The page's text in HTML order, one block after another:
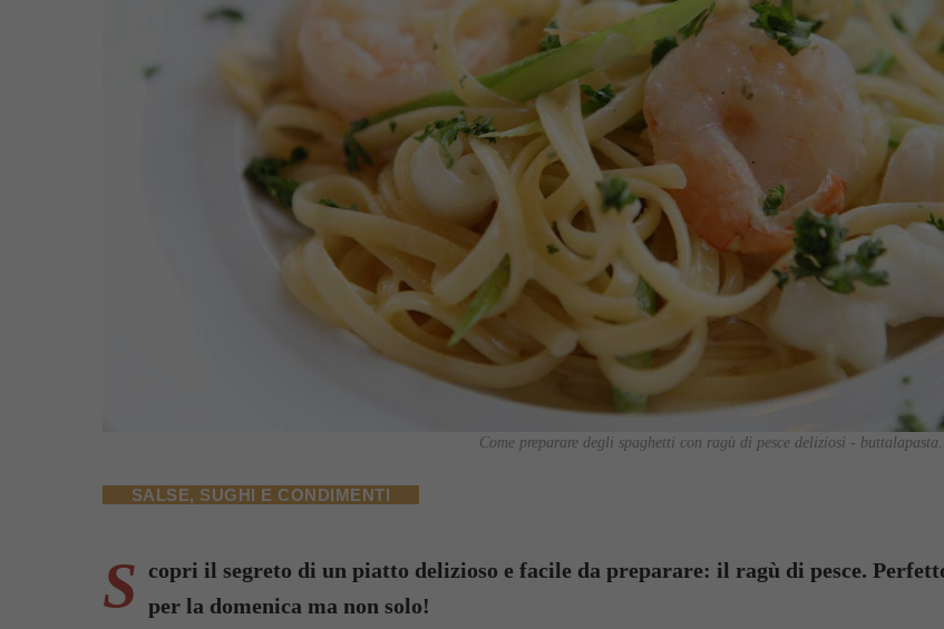
Come preparare degli spaghetti con ragù di pesce deliziosi -
SALSE, SUGHI E CONDIMENTI
S copri il segreto di un piatto delizioso e facile da preparare: il ragù di pesce.
per la domenica ma non solo!